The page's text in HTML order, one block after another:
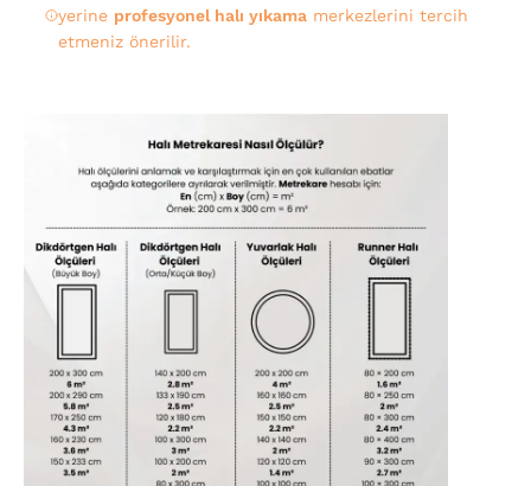
yerine profesyonel halı yıkamamerkezlerini tercih
etmeniz önerilir.